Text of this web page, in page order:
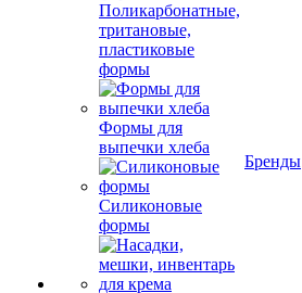
Поликарбонатные,
тритановые,
пластиковые
формы
Формы для
выпечки хлеба
Силиконовые
формы
Бренды